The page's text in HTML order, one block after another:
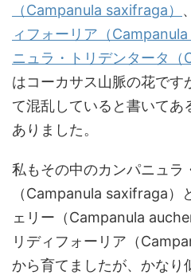
（Campanula saxifraga） 、
ィフォーリア（Campanula
ニュラ・トリデンタータ
はコーカサス山脈の花です
て混乱していると書いてあ
ありました。
私もその中のカンパニュラ
（Campanula saxifraga）
ェリー（Campanula
リディフォーリア（
から育てましたが、かなり